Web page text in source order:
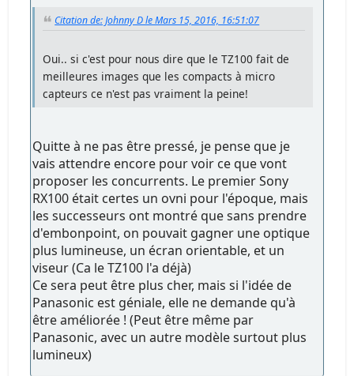
Citation de: Johnny D le Mars 15, 2016, 16:51:07
Oui.. si c'est pour nous dire que le TZ100 fait de
meilleures images que les compacts à micro
capteurs ce n'est pas vraiment la peine!
Quitte à ne pas être pressé, je pense que je
vais attendre encore pour voir ce que vont
proposer les concurrents. Le premier Sony
RX100 était certes un ovni pour l'époque, mais
les successeurs ont montré que sans prendre
d'embonpoint, on pouvait gagner une optique
plus lumineuse, un écran orientable, et un
viseur (Ca le TZ100 l'a déjà)
Ce sera peut être plus cher, mais si l'idée de
Panasonic est géniale, elle ne demande qu'à
être améliorée ! (Peut être même par
Panasonic, avec un autre modèle surtout plus
lumineux)